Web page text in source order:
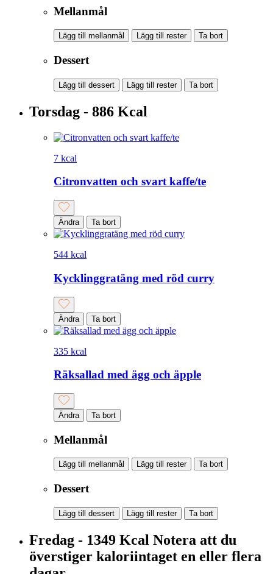
Mellanmål
Lägg till mellanmål Lägg till rester Ta bort
Dessert
Lägg till dessert Lägg till rester Ta bort
Torsdag - 886 Kcal
7 kcal
Citronvatten och svart kaffe/te
Ändra Ta bort
544 kcal
Kycklinggratäng med röd curry
Ändra Ta bort
335 kcal
Räksallad med ägg och äpple
Ändra Ta bort
Mellanmål
Lägg till mellanmål Lägg till rester Ta bort
Dessert
Lägg till dessert Lägg till rester Ta bort
Fredag - 1349 Kcal Notera att du
överstiger kaloriintaget en eller flera